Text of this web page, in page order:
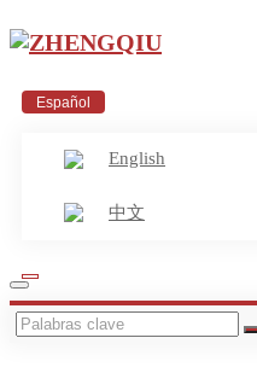
Español
English
中文